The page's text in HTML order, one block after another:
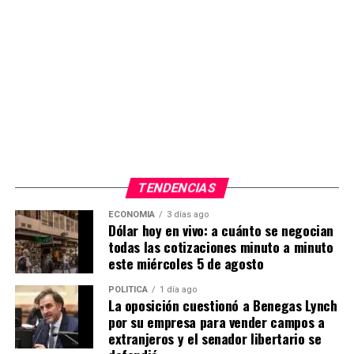
La inspección del 28 de noviembre de 2024 en
Laboratorio Ramallo—donde se elaboró el fentanilo
contaminado con dos bacterias— fue el punto de partida
formal del expediente en el máximo organismo de
control. Mantecón Fumadó explicó que la decisión de
inspeccionarlo recayó en la Dirección de Fiscalización
Entre los motivos que señalaron no pesa tanto el buen
TENDENCIAS
ECONOMIA 3 días ago
Dólar hoy en vivo: a cuánto se negocian
todas las cotizaciones minuto a minuto
este miércoles 5 de agosto
POLITICA 1 día ago
La oposición cuestionó a Benegas Lynch
por su empresa para vender campos a
extranjeros y el senador libertario se